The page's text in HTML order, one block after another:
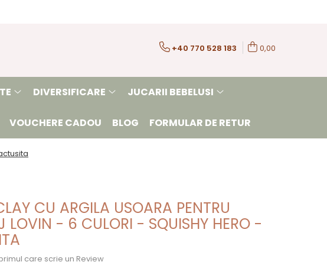
+40 770 528 183 0,00
DIVERSIFICARE JUCARII BEBELUSI
VOUCHERE CADOU BLOG FORMULAR DE RETUR
CU ARGILA USOARA PENTRU
LOVIN - 6 CULORI - SQUISHY HERO -
care scrie un Review